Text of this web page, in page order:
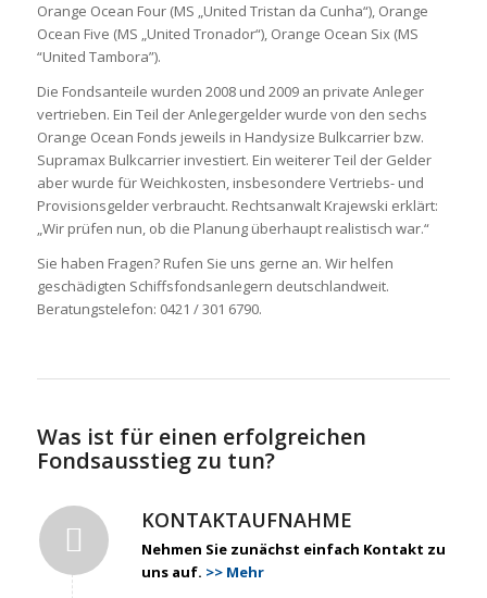
Orange Ocean Four (MS „United Tristan da Cunha“), Orange
Ocean Five (MS „United Tronador“), Orange Ocean Six (MS
“United Tambora”).
Die Fondsanteile wurden 2008 und 2009 an private Anleger
vertrieben. Ein Teil der Anlegergelder wurde von den sechs
Orange Ocean Fonds jeweils in Handysize Bulkcarrier bzw.
Supramax Bulkcarrier investiert. Ein weiterer Teil der Gelder
aber wurde für Weichkosten, insbesondere Vertriebs- und
Provisionsgelder verbraucht. Rechtsanwalt Krajewski erklärt:
„Wir prüfen nun, ob die Planung überhaupt realistisch war.“
Sie haben Fragen? Rufen Sie uns gerne an. Wir helfen
geschädigten Schiffsfondsanlegern deutschlandweit.
Beratungstelefon: 0421 / 301 6790.
Was ist für einen erfolgreichen
Fondsausstieg zu tun?
KONTAKTAUFNAHME
Nehmen Sie zunächst einfach Kontakt zu
uns auf. >> Mehr